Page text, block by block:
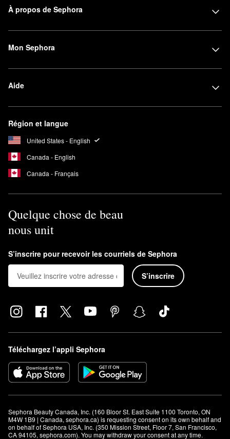
À propos de Sephora
Mon Sephora
Aide
Région et langue
United States - English
Canada - English
Canada - Français
Quelque chose de beau
nous unit
S’inscrire pour recevoir les courriels de Sephora
S’inscrire
Téléchargez l’appli Sephora
Sephora Beauty Canada, Inc. (160 Bloor St. East Suite 1100 Toronto, ON
M4W 1B9 | Canada, sephora.ca) is requesting consent on its own behalf and
on behalf of Sephora USA, Inc. (350 Mission Street, Floor 7, San Francisco,
CA 94105, sephora.com). You may withdraw your consent at any time.